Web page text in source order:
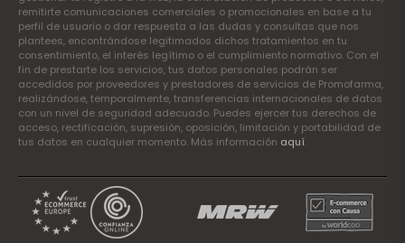
remitirte comunicaciones comerciales o promocionales en base a tu
perfil de usuario o dar respuesta a las dudas y consultas que nos
plantees, encontrándose legitimados dichos tratamientos en tu
consentimiento, el interés legítimo o el cumplimiento normativo. Con el
fin de prestarte los servicios, tus datos personales podrán ser
accedidos por proveedores y prestadores de servicios de Promofarma,
realizándose, temporalmente, transferencias internacionales de datos
con un nivel de seguridad adecuado. Puedes ejercer tus derechos de
acceso, rectificación, supresión, oposición, limitación y portabilidad de
tus datos en cualquier momento. Más información aquí.